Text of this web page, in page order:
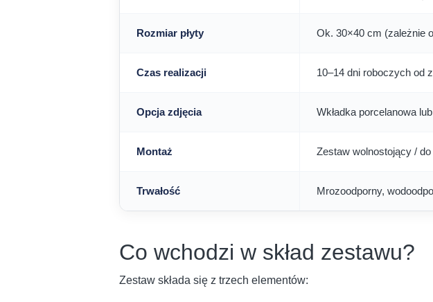
Rozmiar płyty Ok. 30×40 cm (zależnie
Czas realizacji 10–14 dni roboczych od
Opcja zdjęcia Wkładka porcelanowa
Montaż Zestaw wolnostojący /
Trwałość Mrozoodporny,
Co wchodzi w skład zestawu?
Zestaw składa się z trzech elementów: